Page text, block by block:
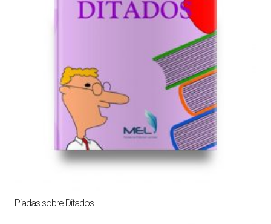
Piadas sobre Ditados